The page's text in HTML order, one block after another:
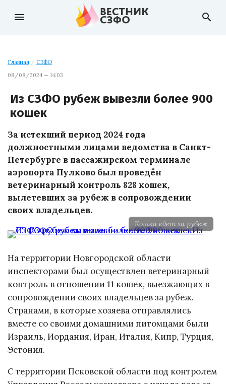
menu search
Главная / СЗФО
08/08/2024 — 14:03
Из СЗФО рубеж вывезли более 900
кошек
За истекший период 2024 года
должностными лицами ведомства в Санкт-
Петербурге в пассажирском терминале
аэропорта Пулково был проведён
ветеринарный контроль 828 кошек,
вылетевших за рубеж в сопровождении
своих владельцев.
Кошка едет за рубеж
На территории Новгородской области
инспекторами был осуществлен ветеринарный
контроль в отношении 11 кошек, выезжающих в
сопровождении своих владельцев за рубеж.
Странами, в которые хозяева отправлялись
вместе со своими домашними питомцами были
Израиль, Иордания, Иран, Италия, Кипр, Турция,
Эстония.
С территории Псковской области под контролем